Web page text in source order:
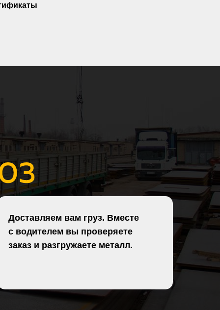
Доставляем вам груз. Вместе
с водителем вы проверяете
заказ и разгружаете металл.